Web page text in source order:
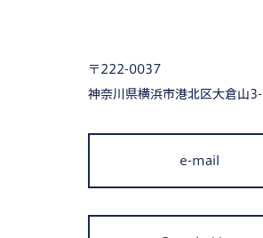
〒222-0037
神奈川県横浜市港北区大倉山
e-mail